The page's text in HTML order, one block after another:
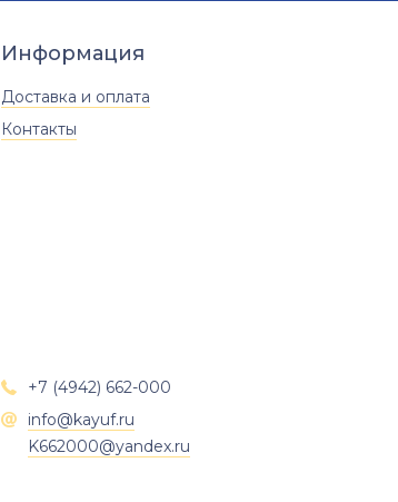
Информация
Доставка и оплата
Контакты
 +7 (4942) 662-000

info@kayuf.ru
K662000@yandex.ru